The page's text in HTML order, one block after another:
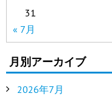
31
« 7月
月別アーカイブ
2026年7月